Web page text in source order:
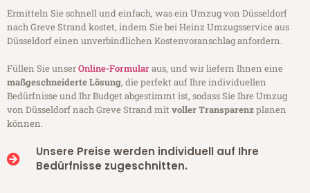
Ermitteln Sie schnell und einfach, was ein Umzug von Düsseldorf
nach Greve Strand kostet, indem Sie bei Heinz Umzugsservice aus
Düsseldorf einen unverbindlichen Kostenvoranschlag anfordern.
Füllen Sie unserOnline-Formularaus, und wir liefern Ihnen eine
maßgeschneiderte Lösung, die perfekt auf Ihre individuellen
Bedürfnisse und Ihr Budget abgestimmt ist, sodass Sie Ihre Umzug
von Düsseldorf nach Greve Strand mitvoller Transparenzplanen
können.
Unsere Preise werden individuell auf Ihre
Bedürfnisse zugeschnitten.